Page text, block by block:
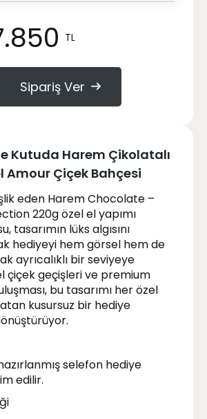
TL
Sipariş Ver
Kutuda Harem Çikolatalı
Amour Çiçek Bahçesi
eden Harem Chocolate –
220g özel el yapımı
tasarımın lüks algısını
hediyeyi hem görsel hem de
ayrıcalıklı bir seviyeye
çiçek geçişleri ve premium
bu tasarımı her özel
kusursuz bir hediye
selefon hediye
edilir.